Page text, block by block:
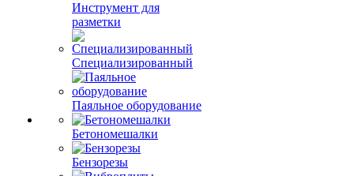
Инструмент для
разметки
Специализированный
Паяльное оборудование
Бетономешалки
Бензорезы